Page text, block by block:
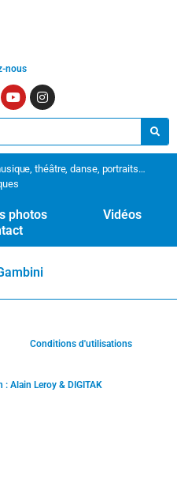
nous
théâtre, danse, portraits…
photos
Vidéos
Conditions d'utilisations
Alain Leroy & DIGITAK